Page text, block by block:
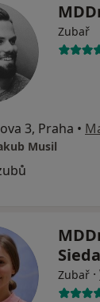
Zubař
3, Praha •
Musil
Zubař ·